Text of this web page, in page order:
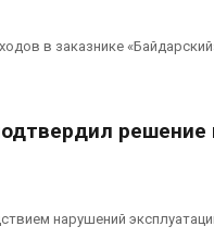
в заказнике
решение
нарушений